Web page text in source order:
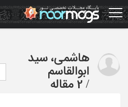
Skip
to
main
هاشمی، سید
ابوالقاسم
/ 2 مقاله